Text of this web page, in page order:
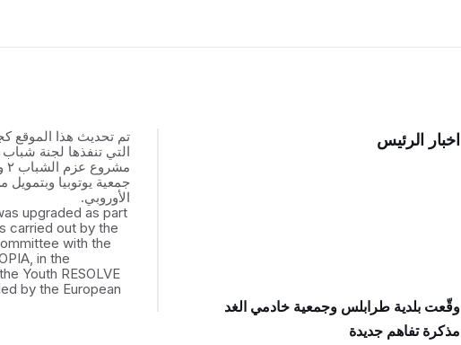
اخبار الرئيس
وقّعت بلدية طرابلس وجمعية خادمي الغد
مذكرة تفاهم جديدة
تم تحديث هذا الموقع
التي تنفذها لجنة
جمعية يوتوبيا وبتمويل
الأوروبي.
upgraded as part
carried out by the
with the
in the
Youth RESOLVE
by the European